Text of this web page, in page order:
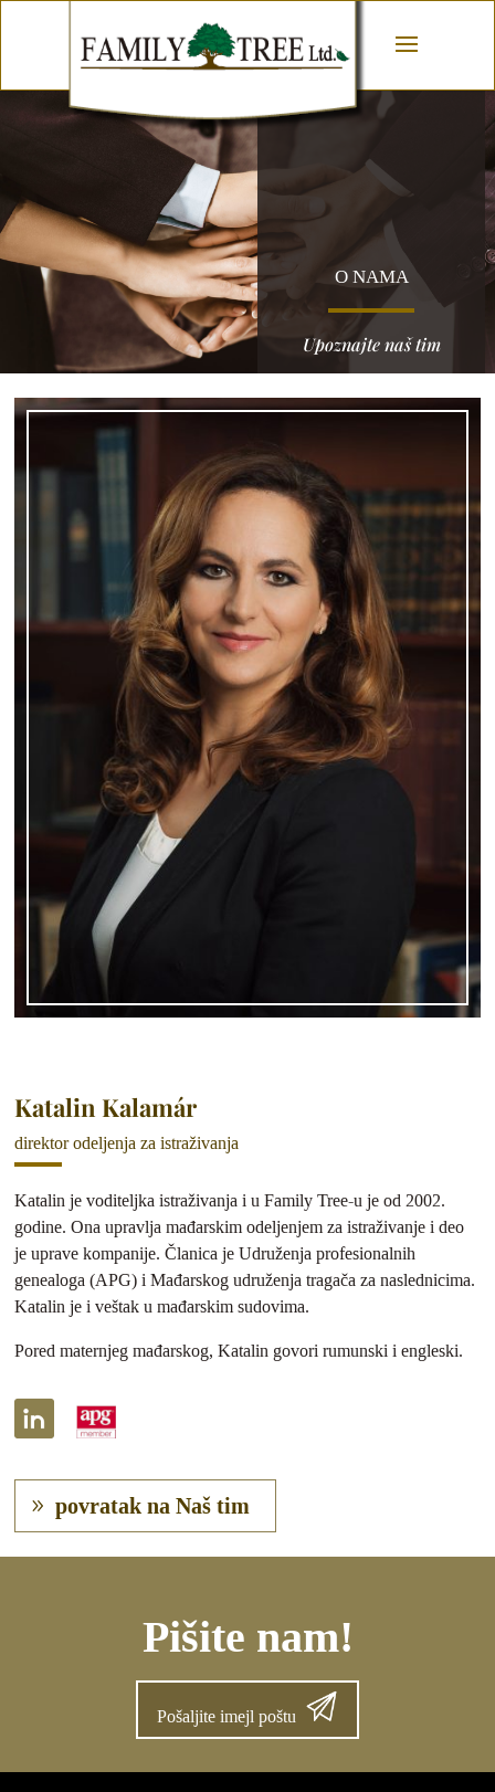
O NAMA
Upoznajte naš tim
Katalin Kalamár
direktor odeljenja za istraživanja
Katalin je voditeljka istraživanja i u Family Tree-u je od 2002.
godine. Ona upravlja mađarskim odeljenjem za istraživanje i deo
je uprave kompanije. Članica je Udruženja profesionalnih
genealoga (APG) i Mađarskog udruženja tragača za naslednicima.
Katalin je i veštak u mađarskim sudovima.
Pored maternjeg mađarskog, Katalin govori rumunski i engleski.
povratak na Naš tim
Pišite nam!
Pošaljite imejl poštu